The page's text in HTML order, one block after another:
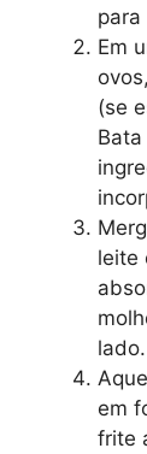
para
Em
(se
leite
lado.
em
frite